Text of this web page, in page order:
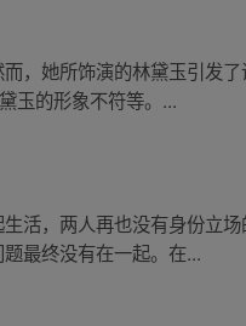
，她所饰演的林黛玉引发
玉的形象不符等。...
活，两人再也没有身份立
最终没有在一起。在...